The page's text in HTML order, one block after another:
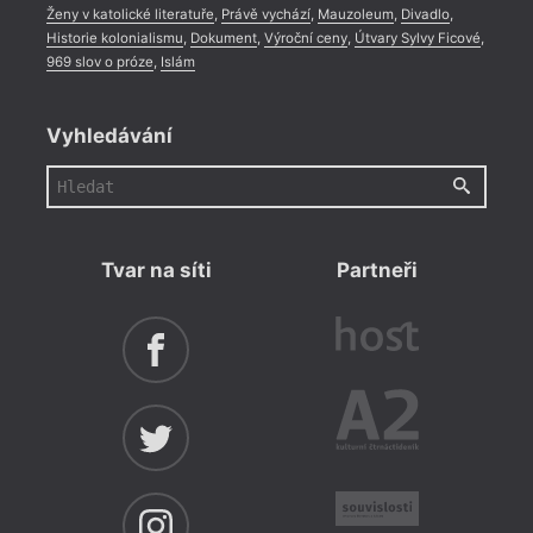
Ženy v katolické literatuře, Právě vychází, Mauzoleum, Divadlo,
Historie kolonialismu, Dokument, Výroční ceny, Útvary Sylvy Ficové,
969 slov o próze, Islám
Vyhledávání
Tvar na síti Partneři